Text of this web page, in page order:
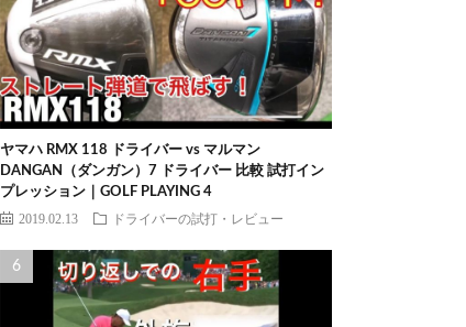
ヤマハ RMX 118 ドライバー vs マルマン
DANGAN（ダンガン）7 ドライバー 比較 試打イン
プレッション｜GOLF PLAYING 4
2019.02.13 ドライバーの試打・レビュー